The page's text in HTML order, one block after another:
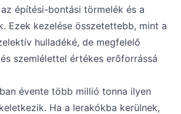
építési-bontási törmelék és a
Ezek kezelése összetettebb, mint a
hulladéké, de megfelelő
szemlélettel értékes erőforrássá
évente több millió tonna ilyen
Ha a lerakókba kerülnek,